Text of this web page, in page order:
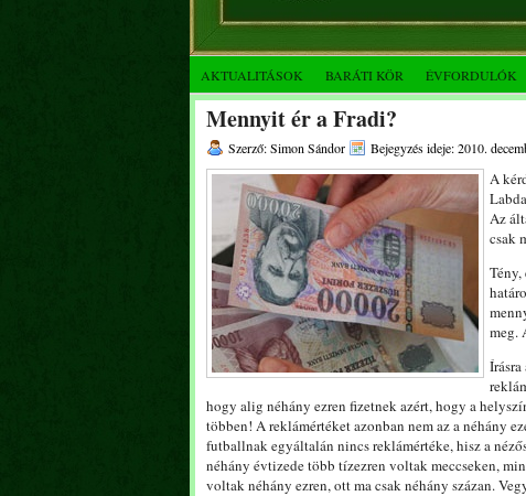
AKTUALITÁSOK BARÁTI KÖR ÉVFORDULÓK
Mennyit ér a Fradi?
Szerző: Simon Sándor Bejegyzés ideje: 2010.
A
Az
csak
meg.
hogy alig néhány ezren fizetnek azért, hogy a
többen! A reklámértéket azonban nem az a néhány
futballnak egyáltalán nincs reklámértéke, hisz a
néhány évtizede több tízezren voltak meccseken,
voltak néhány ezren, ott ma csak néhány százan.